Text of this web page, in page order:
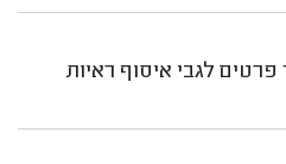
לגבי איסוף ראיות